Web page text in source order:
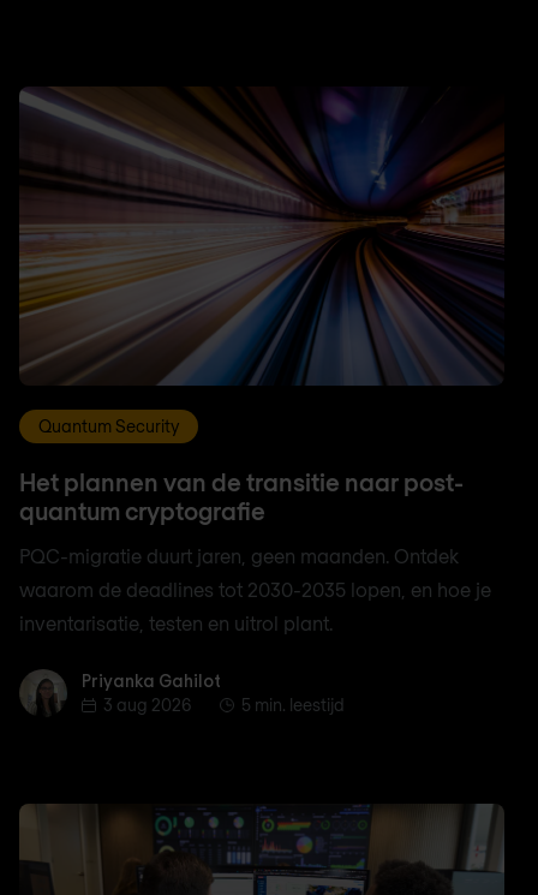
Quantum Security
Het plannen van de transitie naar post-
quantum cryptografie
PQC-migratie duurt jaren, geen maanden. Ontdek
waarom de deadlines tot 2030-2035 lopen, en hoe je
inventarisatie, testen en uitrol plant.
Priyanka Gahilot
Priyanka Gahilot
3 aug 2026
5 min. leestijd